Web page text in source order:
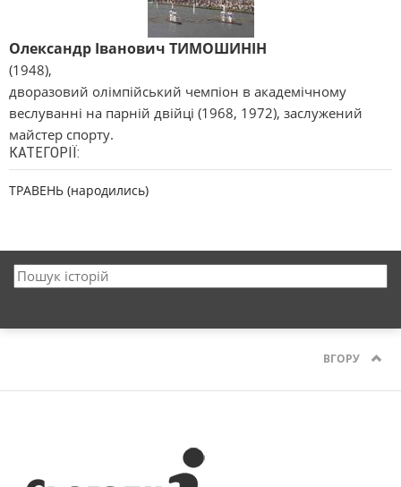
Олександр Іванович ТИМОШИНІН
(1948),
дворазовий олімпійський чемпіон в академічному
веслуванні на парній двійці (1968, 1972), заслужений
майстер спорту.
КАТЕГОРІЇ:
ТРАВЕНЬ (народились)
ВГОРУ